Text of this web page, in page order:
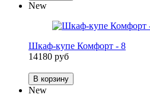
New
Шкаф-купе Комфорт - 8
14180 руб
В корзину
New